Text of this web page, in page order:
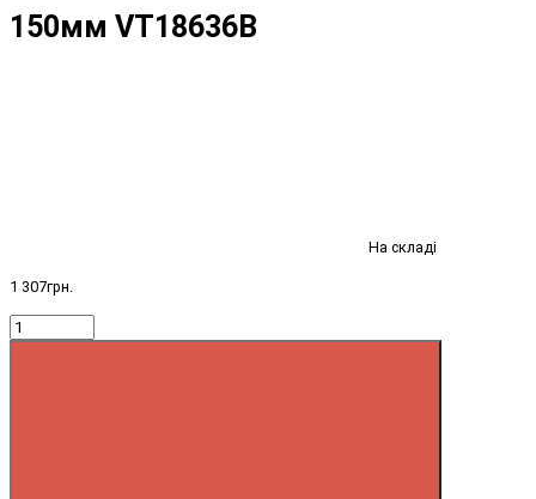
150мм VT18636B
На складі
1 307грн.